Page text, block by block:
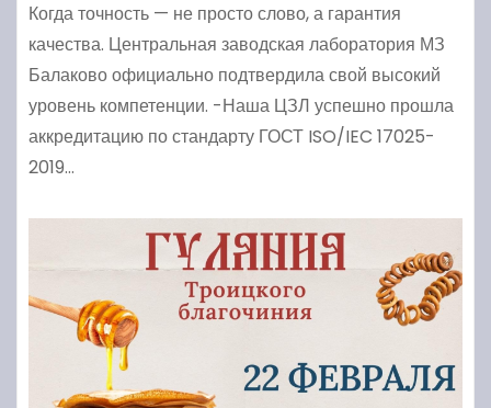
Когда точность — не просто слово, а гарантия
качества. Центральная заводская лаборатория МЗ
Балаково официально подтвердила свой высокий
уровень компетенции. -Наша ЦЗЛ успешно прошла
аккредитацию по стандарту ГОСТ ISO/IEC 17025-
2019…